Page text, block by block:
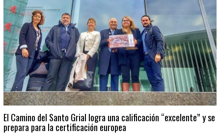
El Camino del Santo Grial logra una calificación “excelente” y se
prepara para la certificación europea